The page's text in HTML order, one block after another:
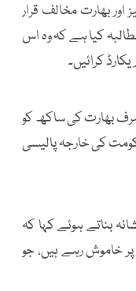
بھارت مخالف قرار
کیا ہے کہ وہ اس
کرائیں۔
بھارت کی ساکھ کو
کی خارجہ پالیسی
بناتے ہوئے کہا کہ
خاموش رہے ہیں، جو